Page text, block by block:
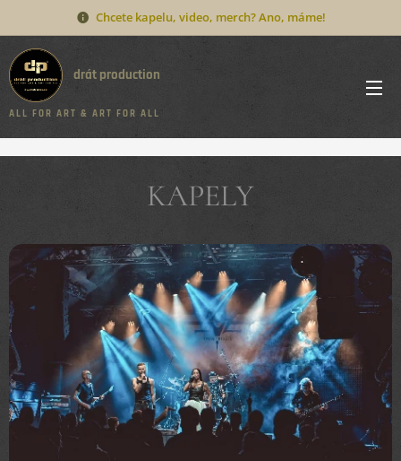
Chcete kapelu, video, merch? Ano, máme!
drát production
A L L F O R A R T & A R T F O R A L L
KAPELY